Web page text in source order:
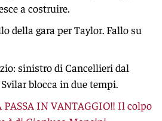
a costruire.
della gara per Taylor. Fallo su
sinistro di Cancellieri dal
blocca in due tempi.
PASSA IN VANTAGGIO!! Il colpo